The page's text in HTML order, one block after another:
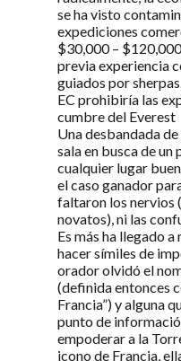
se ha visto
expediciones
$30,000 –
previa experiencia
guiados por sherpas.
EC prohibiría las
cumbre del Everest
Una desbandada
sala en busca de un
cualquier lugar
el caso ganador
faltaron los nervios
novatos), ni las
Es más ha llegado
hacer símiles de
orador olvidó el
(definida entonces
Francia”) y alguna
punto de
empoderar a la
icono de Francia,